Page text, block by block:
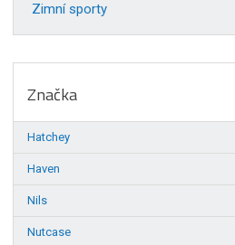
Zimní sporty
Značka
Hatchey
Haven
Nils
Nutcase